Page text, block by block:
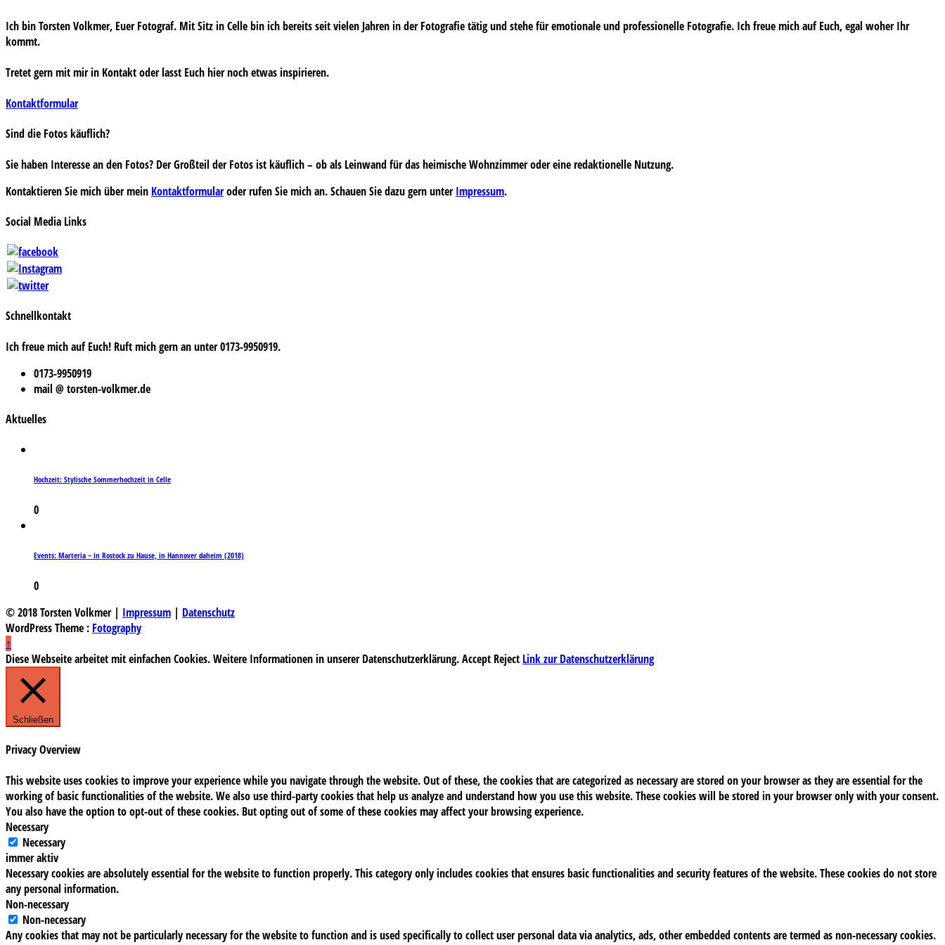
Ich bin Torsten Volkmer, Euer Fotograf. Mit Sitz in Celle bin ich bereits seit vielen Jahren in der Fotografie tätig und stehe für emotionale und professionelle Fotografie. Ich freue mich auf Euch, egal woher Ihr
kommt.
Tretet gern mit mir in Kontakt oder lasst Euch hier noch etwas inspirieren.
Kontaktformular
Sind die Fotos käuflich?
Sie haben Interesse an den Fotos? Der Großteil der Fotos ist käuflich – ob als Leinwand für das heimische Wohnzimmer oder eine redaktionelle Nutzung.
Kontaktieren Sie mich über mein Kontaktformularoder rufen Sie mich an. Schauen Sie dazu gern unterImpressum.
Social Media Links
Schnellkontakt
Ich freue mich auf Euch! Ruft mich gern an unter 0173-9950919.
0173-9950919
mail @ torsten-volkmer.de
Aktuelles
Hochzeit: Stylische Sommerhochzeit in Celle
0
Events: Marteria – in Rostock zu Hause, in Hannover daheim (2018)
0
© 2018 Torsten Volkmer | Impressum | Datenschutz
WordPress Theme : Fotography
↑
Diese Webseite arbeitet mit einfachen Cookies. Weitere Informationen in unserer Datenschutzerklärung.Accept Reject Link zur Datenschutzerklärung
Schließen
Privacy Overview
This website uses cookies to improve your experience while you navigate through the website. Out of these, the cookies that are categorized as necessary are stored on your browser as they are essential for the
working of basic functionalities of the website. We also use third-party cookies that help us analyze and understand how you use this website. These cookies will be stored in your browser only with your consent.
You also have the option to opt-out of these cookies. But opting out of some of these cookies may affect your browsing experience.
Necessary
Necessary
immer aktiv
Necessary cookies are absolutely essential for the website to function properly. This category only includes cookies that ensures basic functionalities and security features of the website. These cookies do not store
any personal information.
Non-necessary
Non-necessary
Any cookies that may not be particularly necessary for the website to function and is used specifically to collect user personal data via analytics, ads, other embedded contents are termed as non-necessary cookies.